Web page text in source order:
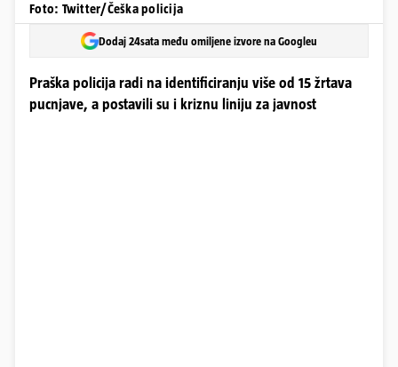
Foto: Twitter/Češka policija
Dodaj 24sata među omiljene izvore na Googleu
Praška policija radi na identificiranju više od 15 žrtava
pucnjave, a postavili su i kriznu liniju za javnost